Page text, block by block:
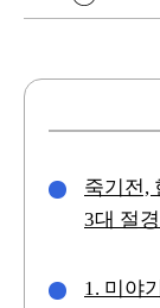
죽기전,
3대 절
1. 미야